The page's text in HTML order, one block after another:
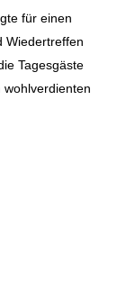
für einen
Wiedertreffen
Tagesgäste